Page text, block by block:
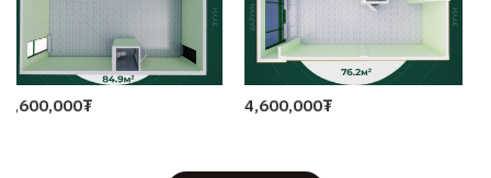
4,600,000₮ 5,900,000₮